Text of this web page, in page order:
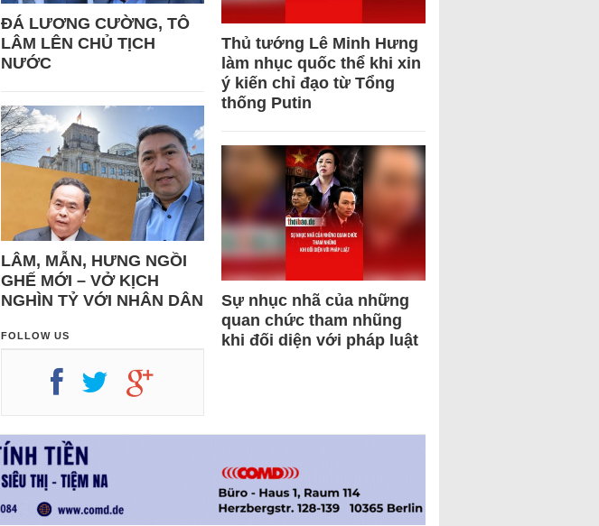
ĐÁ LƯƠNG CƯỜNG, TÔ
LÂM LÊN CHỦ TỊCH
NƯỚC
LÂM, MẪN, HƯNG NGỒI
GHẾ MỚI – VỞ KỊCH
NGHÌN TỶ VỚI NHÂN DÂN
FOLLOW US
Thủ tướng Lê Minh Hưng
làm nhục quốc thể khi xin
ý kiến chỉ đạo từ Tổng
thống Putin
Sự nhục nhã của những
quan chức tham nhũng
khi đối diện với pháp luật